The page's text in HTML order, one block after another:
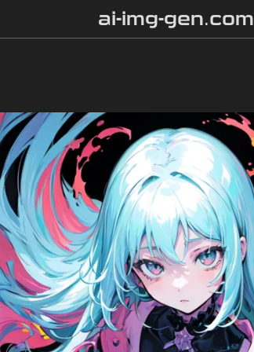
ai-img-gen.com